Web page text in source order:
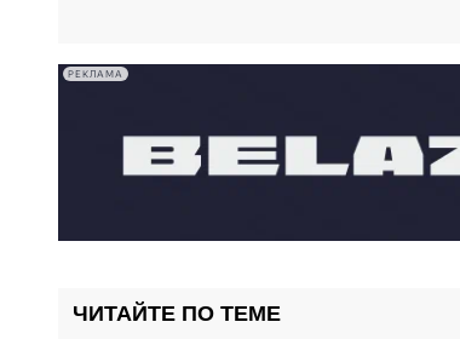
РЕКЛАМА
ЧИТАЙТЕ ПО ТЕМЕ